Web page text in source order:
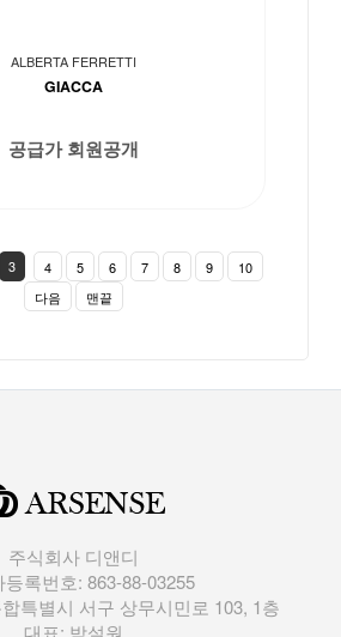
ALBERTA FERRETTI
GIACCA
공급가 회원공개
3 4 5 6 7 8 9
10
다음
맨끝
주식회사 디앤디
등록번호: 863-88-03255
특별시 서구 상무시민로 103, 1층
대표: 박설원